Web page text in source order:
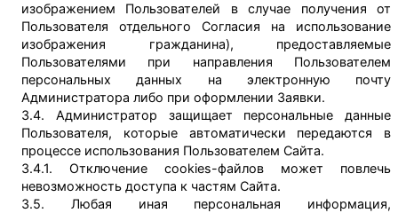
изображением Пользователей в случае получения от
Пользователя отдельного Согласия на использование
изображения гражданина), предоставляемые
Пользователями при направления Пользователем
персональных данных на электронную почту
Администратора либо при оформлении Заявки.
3.4. Администратор защищает персональные данные
Пользователя, которые автоматически передаются в
процессе использования Пользователем Сайта.
3.4.1. Отключение cookies-файлов может повлечь
невозможность доступа к частям Сайта.
3.5. Любая иная персональная информация,